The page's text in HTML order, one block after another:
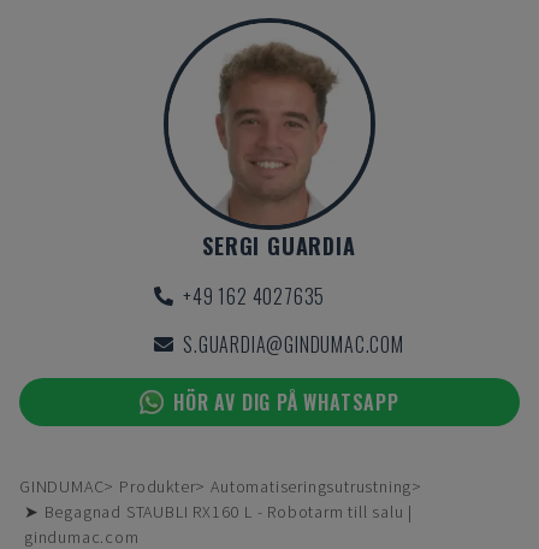
SERGI GUARDIA
+49 162 4027635
S.GUARDIA@GINDUMAC.COM
HÖR AV DIG PÅ WHATSAPP
GINDUMAC Produkter
Automatiseringsutrustning
➤ Begagnad STAUBLI RX160 L - Robotarm till salu |
gindumac.com